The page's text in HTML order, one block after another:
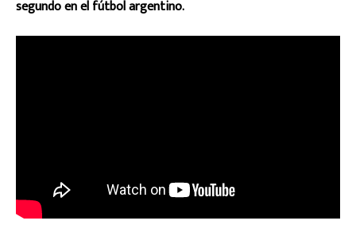
segundo en el fútbol argentino.